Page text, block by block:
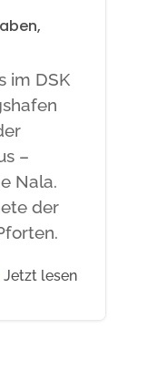
im DSK
–
Nala.
der
Jetzt lesen